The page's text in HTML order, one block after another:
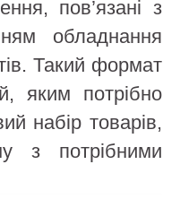
пов’язані з
обладнання
Такий формат
яким потрібно
набір товарів,
з потрібними